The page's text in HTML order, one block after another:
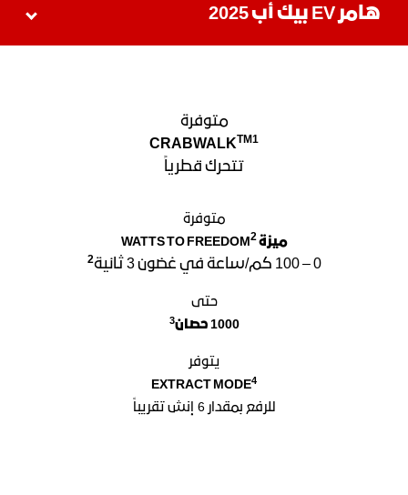
هامر EV بيك أب 2025
متوفرة
CRABWALKTM1
تتحرك قطرياً
متوفرة
ميزة WATTS TO FREEDOM2
0 – 100 كم/ساعة في غضون 3 ثانية 2
حتى
1000حصان3
يتوفر
EXTRACT MODE4
للرفع بمقدار 6 إنش تقريباً